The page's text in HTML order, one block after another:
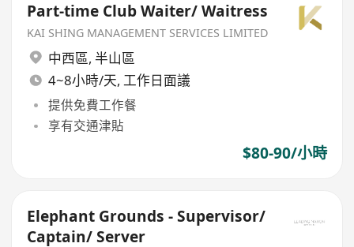
Part-time Club Waiter/ Waitress
KAI SHING MANAGEMENT SERVICES LIMITED
中西區, 半山區
4~8小時/天, 工作日面議
提供免費工作餐
享有交通津貼
$80-90/小時
Elephant Grounds - Supervisor/
Captain/ Server